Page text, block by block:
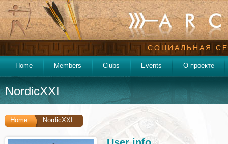
СОЦИАЛЬНАЯ
Home Members Clubs Events О проекте
NordicXXI
Home NordicXXI